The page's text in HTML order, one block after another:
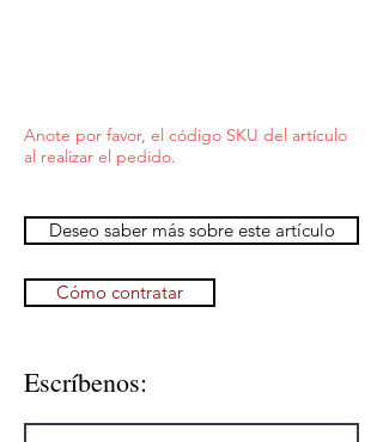
Anote por favor, el código SKU del artículo
al realizar el pedido.
Deseo saber más sobre este artículo
Cómo contratar
Escríbenos: